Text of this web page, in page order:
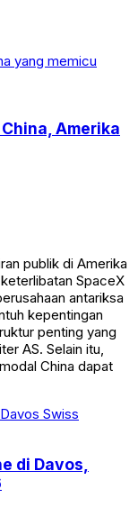
Amerika
publik di Amerika
SpaceX
antariksa
kepentingan
penting yang
AS. Selain itu,
China dapat
di Davos,